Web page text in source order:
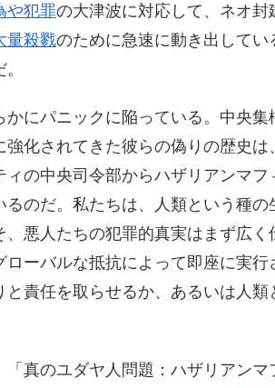
や犯罪の大津波に対応して、ネオ
量殺戮のために急速に動き出してい
かにパニックに陥っている。中央
強化されてきた彼らの偽りの歴史
ィの中央司令部からハザリアンマ
るのだ。私たちは、人類という種
、悪人たちの犯罪的真実はまず広
ローバルな抵抗によって即座に実
と責任を取らせるか、あるいは人
「真のユダヤ人問題：ハザリアン